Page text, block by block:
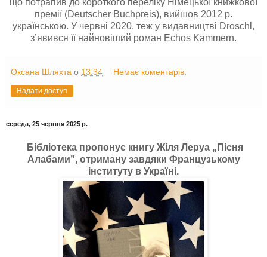
що потрапив до короткого переліку Німецької книжкової
премії (Deutscher Buchpreis), вийшов 2012 р.
українською. У червні 2020, теж у видавництві Droschl,
з’явився її найновіший роман Echos Kammern.
Оксана Шляхта о 13:34 Немає коментарів:
Надати доступ
середа, 25 червня 2025 р.
Бібліотека пропонує книгу Жіля Леруа „Пісня
Алабами”, отриману завдяки Французькому
інституту в Україні.